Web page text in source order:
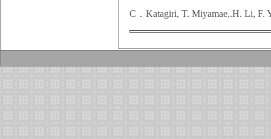
C．Katagiri, T. Miyamae,.H. Li, F.